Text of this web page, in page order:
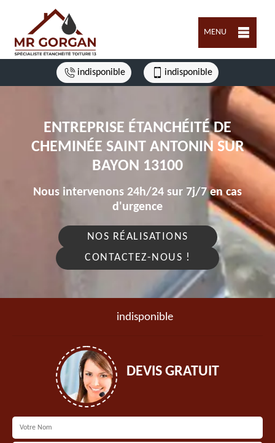
MENU
indisponible indisponible
ENTREPRISE ÉTANCHÉITÉ DE
CHEMINÉE SAINT ANTONIN SUR
BAYON 13100
Nous intervenons 24h/24 sur 7j/7 en cas
d'urgence
NOS RÉALISATIONS
CONTACTEZ-NOUS !
indisponible
DEVIS GRATUIT